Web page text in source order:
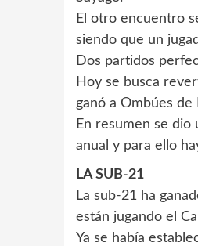
El otro encuentro
siendo que un
Dos partidos
Hoy se busca
ganó a Ombúes de
En resumen se
anual y para ello
LA SUB-21
La sub-21 ha
están jugando el
Ya se había